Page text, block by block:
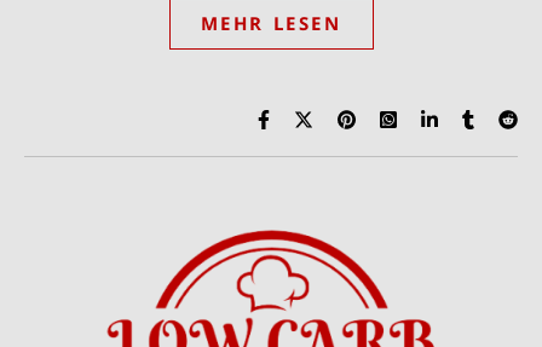
MEHR LESEN